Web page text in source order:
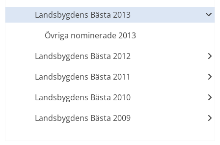
Landsbygdens Bästa 2013
Övriga nominerade 2013
Landsbygdens Bästa 2012
Landsbygdens Bästa 2011
Landsbygdens Bästa 2010
Landsbygdens Bästa 2009